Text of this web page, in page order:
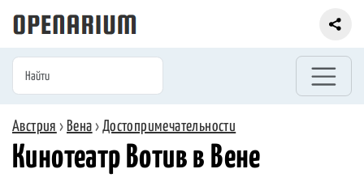
Австрия › Вена › Достопримечательности
Кинотеатр Вотив в Вене